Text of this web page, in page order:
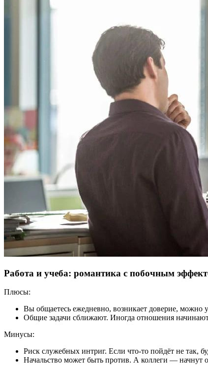
Работа и учеба: романтика с побочным
Плюсы:
Вы общаетесь ежедневно, возникает доверие, можно
Общие задачи сближают. Иногда отношения
Минусы:
Риск служебных интриг. Если что-то пойдёт не так,
Начальство может быть против. А коллеги — начнут